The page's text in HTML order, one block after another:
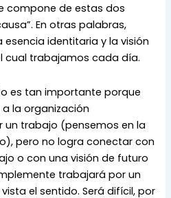
compone de estas dos
En otras palabras,
identitaria y la visión
cual trabajamos cada día.
es tan importante porque
la organización
un trabajo (pensemos en la
pero no logra conectar con
o con una visión de futuro
trabajará por un
el sentido. Será difícil, por